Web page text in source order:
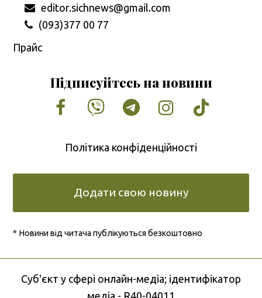
editor.sichnews@gmail.com
(093)377 00 77
Прайс
Підписуйтесь на новини
Facebook
VimeoTumblrInstagram
Tiktok
Політика конфіденційності
Додати свою новину
* Новини від читача публікуються безкоштовно
Cуб'єкт у сфері онлайн-медіа; ідентифікатор
медіа - R40-04011